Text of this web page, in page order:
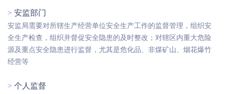
> 安监部门
安监局需要对所辖生产经营单位安全生产工作的监督管理，组织安
全生产检查，组织并督促安全隐患的及时整改；对辖区内重大危险
源及重点安全隐患进行监督，尤其是危化品、非煤矿山、烟花爆竹
经营等
> 个人监督